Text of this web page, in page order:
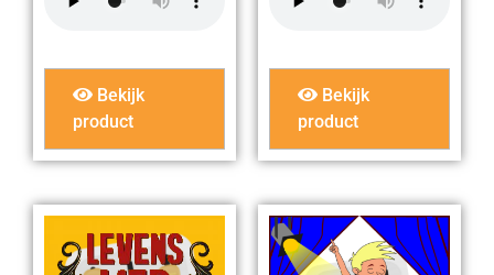
Bekijk
product
Bekijk
product